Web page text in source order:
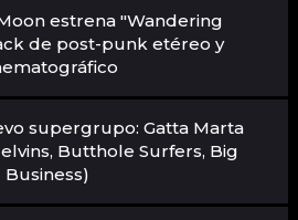
estrena "Wandering
de post-punk etéreo y
supergrupo: Gatta Marta
Butthole Surfers, Big
Business)